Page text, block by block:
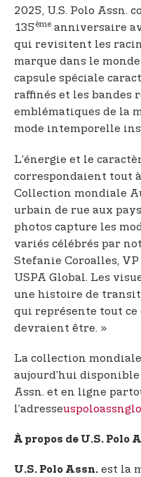
2025, U.S. Polo Assn.
135 ème anniversaire
qui revisitent les
marque dans le
capsule spéciale
raffinés et les bandes
emblématiques de la
mode intemporelle
L’énergie et le
correspondaient tout
Collection mondiale
urbain de rue aux
photos capture les
variés célébrés par
Stefanie Coroalles,
USPA Global. Les
une histoire de
qui représente tout ce
devraient être. »
La collection
aujourd’hui disponible
Assn. et en ligne
l’adresse
À propos de U.S. Polo
U.S. Polo Assn. est la